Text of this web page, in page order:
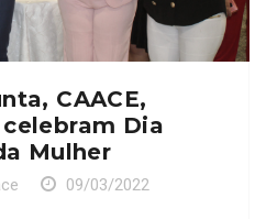
CAACE,
celebram Dia
Mulher
09/03/2022